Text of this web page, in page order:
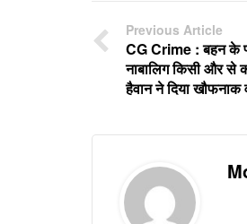
Previous Article
CG Crime : बहन के
नाबालिग किसी और से
हैवान ने दिया खौफनाक